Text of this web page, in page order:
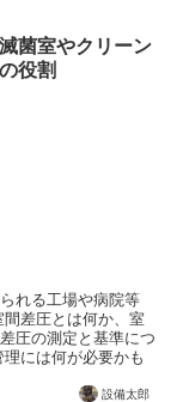
菌室やクリーン
役割
れる工場や病院等
差圧とは何か、室
圧の測定と基準につ
には何が必要かも
設備太郎